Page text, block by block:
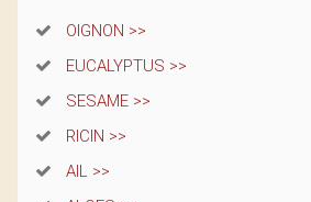
OIGNON >>
EUCALYPTUS >>
SESAME >>
RICIN >>
AIL >>